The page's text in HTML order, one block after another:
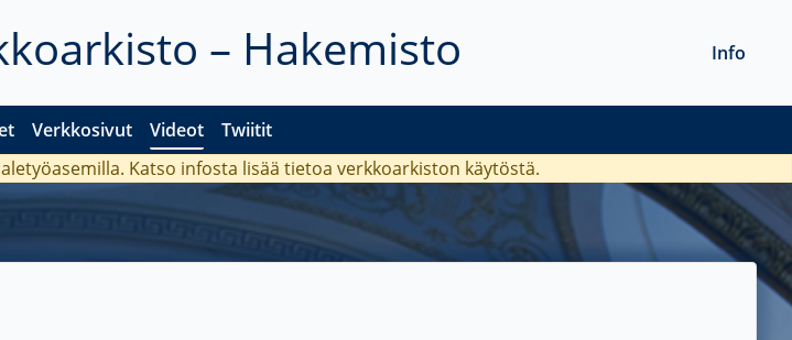
– Hakemisto
Verkkosivut Videot Twiitit
Info
Katso infosta lisää tietoa verkkoarkiston käytöstä.